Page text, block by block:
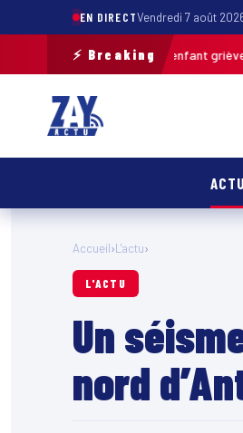
EN DIRECTVendredi 7 août 2026
⚡ Breaking
Calais : un enfant grièvement brûlé
Accueil›L'actu›
L'ACTU
Un
nord